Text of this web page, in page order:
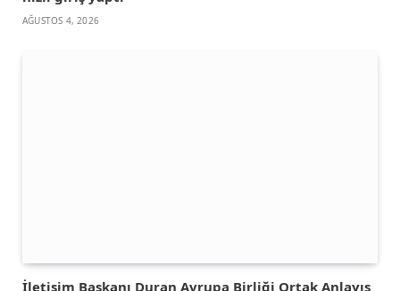
AĞUSTOS 4, 2026
İletişim Başkanı Duran Avrupa Birliği Ortak Anlayış